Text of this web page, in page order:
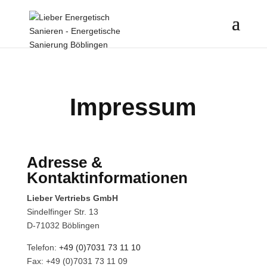
Impressum
Adresse &
Kontaktinformationen
Lieber Vertriebs GmbH
Sindelfinger Str. 13
D-71032 Böblingen
Telefon: +49 (0)7031 73 11 10
Fax: +49 (0)7031 73 11 09